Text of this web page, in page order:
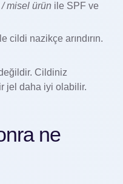
misel ürün ile SPF ve
cildi nazikçe arındırın.
Cildiniz
jel daha iyi olabilir.
ne